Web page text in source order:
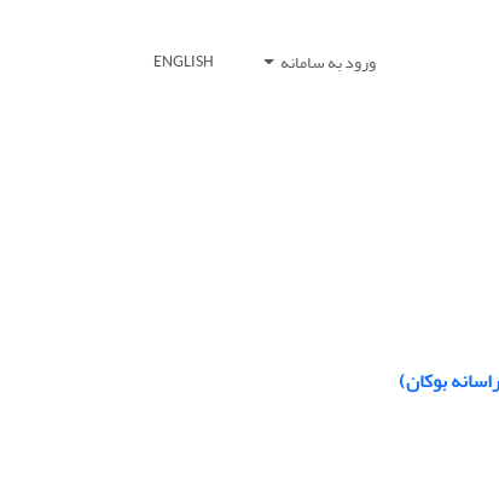
ورود به سامانه ENGLISH
بوکان)